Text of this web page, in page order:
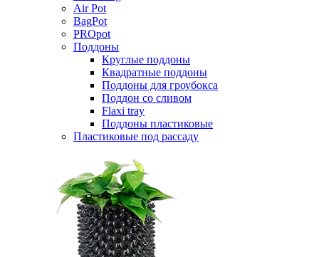
Air Pot
BagPot
PROpot
Поддоны
Круглые поддоны
Квадратные поддоны
Поддоны для гроубокса
Поддон со сливом
Flaxi tray
Поддоны пластиковые
Пластиковые под рассаду